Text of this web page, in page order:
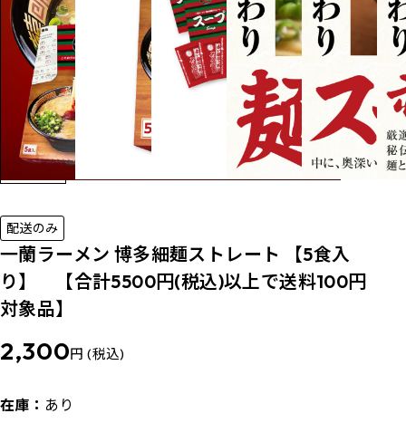
配送のみ
一蘭ラーメン 博多細麺ストレート 【5食入
り】 【合計5500円(税込)以上で送料100円
対象品】
2,300円 (税込)
在庫： あり